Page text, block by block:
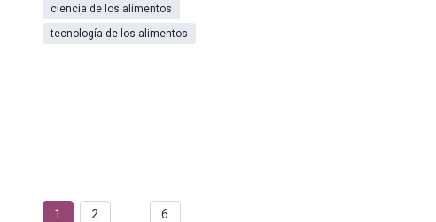
ciencia de los alimentos
tecnología de los alimentos
1 2 6